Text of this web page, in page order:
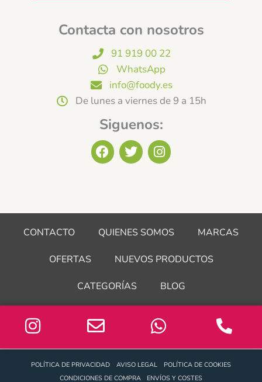
Contacta con nosotros
91 919 00 22
WhatsApp
info@foody.es
De lunes a viernes de 9 a 15h
Siguenos:
F
a
o
k
T
w
e
I
n
g
a
CONTACTO QUIENES SOMOS MARCAS
OFERTAS NUEVOS PRODUCTOS
CATEGORÍAS BLOG
POLÍTICA DE PRIVACIDAD AVISO LEGAL
POLÍTICA DE COOKIES
CONDICIONES DE COMPRA
ENVÍOS Y COSTES